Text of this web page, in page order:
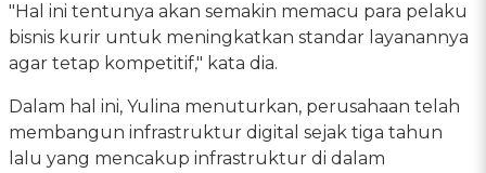
"Hal ini tentunya akan semakin memacu para pelaku
bisnis kurir untuk meningkatkan standar layanannya
agar tetap kompetitif," kata dia.
Dalam hal ini, Yulina menuturkan, perusahaan telah
membangun infrastruktur digital sejak tiga tahun
lalu yang mencakup infrastruktur di dalam